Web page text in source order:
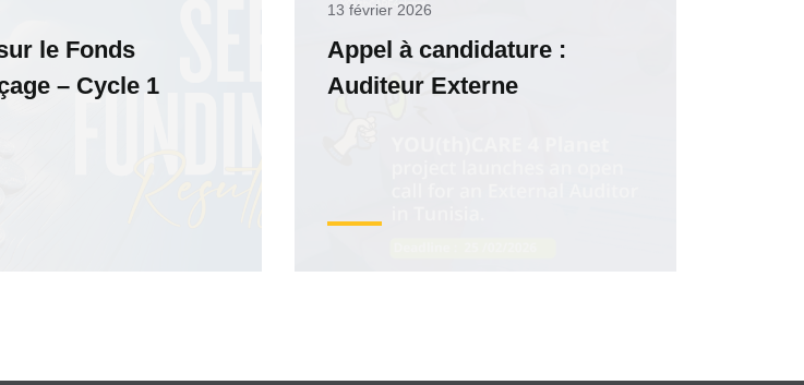
le Fonds
– Cycle 1
13 février 2026
Appel à candidature :
Auditeur Externe